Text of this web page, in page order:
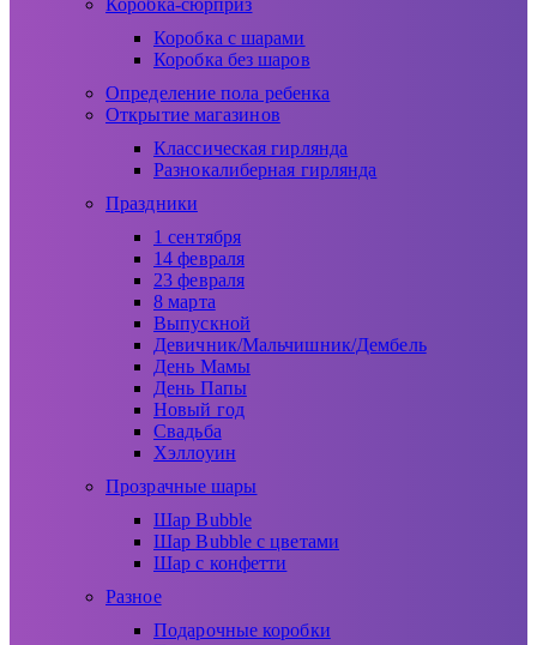
Коробка-сюрприз
Коробка с шарами
Коробка без шаров
Определение пола ребенка
Открытие магазинов
Классическая гирлянда
Разнокалиберная гирлянда
Праздники
1 сентября
14 февраля
23 февраля
8 марта
Выпускной
Девичник/Мальчишник/Дембель
День Мамы
День Папы
Новый год
Свадьба
Хэллоуин
Прозрачные шары
Шар Bubble
Шар Bubble с цветами
Шар с конфетти
Разное
Подарочные коробки